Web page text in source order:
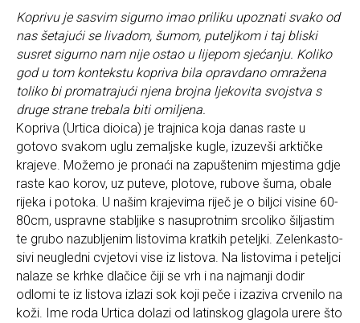
Koprivu je sasvim sigurno imao priliku upoznati svako od
nas šetajući se livadom, šumom, puteljkom i taj bliski
susret sigurno nam nije ostao u lijepom sjećanju. Koliko
god u tom kontekstu kopr­­iva bila opravdano omražena
toliko bi promatrajući njena brojna ljekovita svojstva s
druge strane trebala biti omiljena.
Kopriva (Urtica dioica) je trajnica koja danas raste u
gotovo svakom uglu zemaljske kugle, izuzevši arktičke
krajeve. Možemo je pronaći na zapuštenim mjestima gdje
raste kao korov, uz puteve, plotove, rubove šuma, obale
rijeka i potoka. U našim krajevima riječ je o biljci visine 60-
80cm, uspravne stabljike s nasuprotnim srcoliko šiljastim
te grubo nazubljenim listovima kratkih peteljki. Zelenkasto-
sivi neugledni cvjetovi vise iz listova. Na listovima i peteljci
nalaze se krhke dlačice čiji se vrh i na najmanji dodir
odlomi te iz listova izlazi sok koji peče i izaziva crvenilo na
koži. Ime roda Urtica dolazi od latinskog glagola urere što